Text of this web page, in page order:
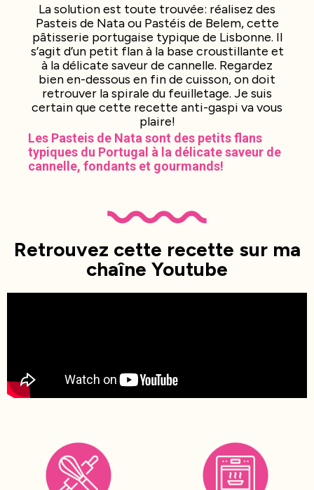
La solution est toute trouvée: réalisez des
Pasteis de Nata ou Pastéis de Belem, cette
pâtisserie portugaise typique de Lisbonne. Il
s’agit d’un petit flan à la base croustillante et
à la délicate saveur de cannelle. Regardez
bien en-dessous en fin de cuisson, on doit
retrouver la spirale du feuilletage. Je suis
certain que cette recette anti-gaspi va vous
plaire!
Les Pasteis de Nata sont des petits flans
typiques du Portugal à la délicate saveur de
cannelle, fondants et gourmands!
Retrouvez cette recette sur ma
chaîne Youtube